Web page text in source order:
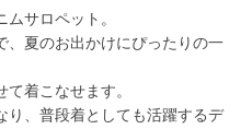
サロペット。
、夏のお出かけにぴったりの一
着こなせます。
り、普段着としても活躍するデ